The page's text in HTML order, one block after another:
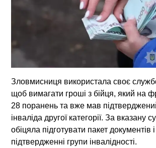
Зловмисниця використала своє
щоб вимагати гроші з бійця, який на
28 поранень та вже мав
інваліда другої категорії. За вказану
обіцяла підготувати пакет документів
підтвердженні групи інвалідності.